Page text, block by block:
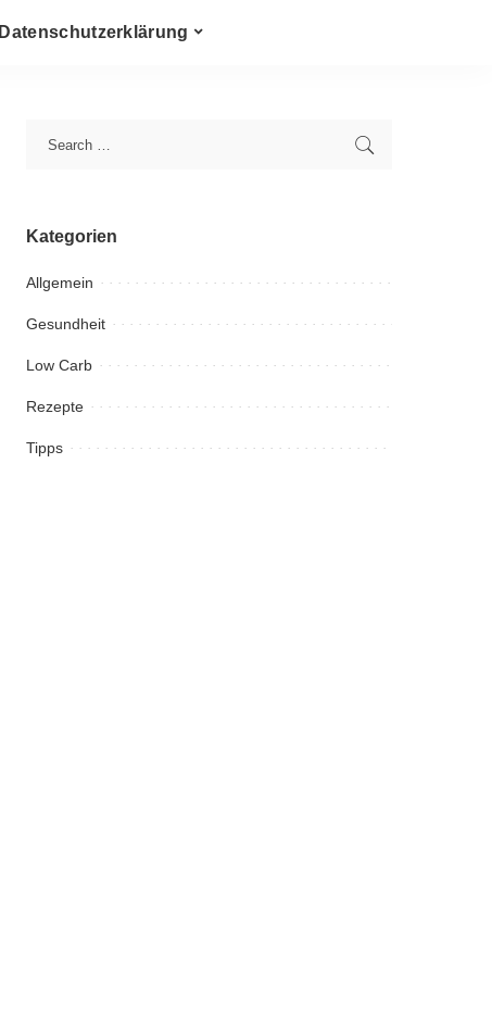
Datenschutzerklärung
Kategorien
Allgemein
Gesundheit
Low Carb
Rezepte
Tipps